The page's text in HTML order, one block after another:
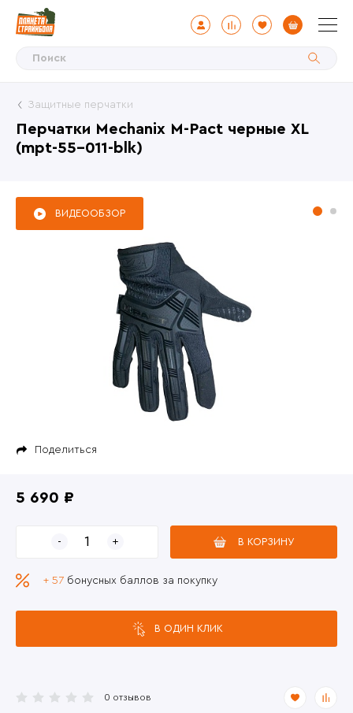
Перчатки Mechanix M-Pact черные XL
(mpt-55-011-blk)
Защитные перчатки
Поделиться
ВИДЕООБЗОР
0 отзывов
5 690 ₽
В КОРЗИНУ
+ 57 бонусных баллов за покупку
В ОДИН КЛИК